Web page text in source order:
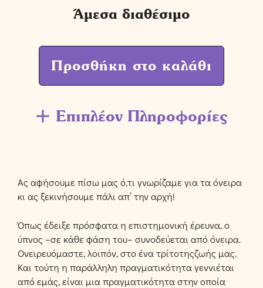
Άμεσα διαθέσιμο
Προσθήκη στο καλάθι
Επιπλέον Πληροφορίες
Ας αφήσουμε πίσω μας ό,τι γνωρίζαμε για τα όνειρα
κι ας ξεκινήσουμε πάλι απ’ την αρχή!
Όπως έδειξε πρόσφατα η επιστημονική έρευνα, ο
ύπνος –σε κάθε φάση του– συνοδεύεται από όνειρα.
Ονειρευόμαστε, λοιπόν, στο ένα τρίτοτηςζωής μας.
Και τούτη η παράλληλη πραγματικότητα γεννιέται
από εμάς, είναι μια πραγματικότητα στην οποία